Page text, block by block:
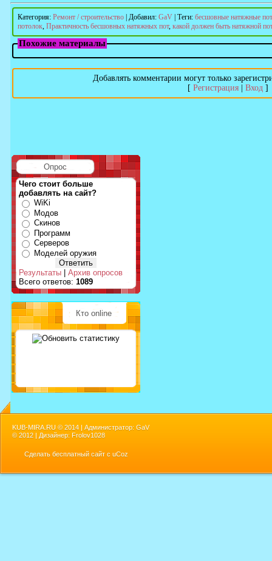
Категория: Ремонт / строительство Добавил: GaV Теги: бесшовные натяжные
потолок, Практичность бесшовных натяжных пот, какой должен быть натяжной
Похожие материалы
Добавлять комментарии могут только
[ Регистрация| Вход]
Опрос
Чего стоит больше
добавлять на сайт?
WiKi
Модов
Скинов
Программ
Серверов
Моделей оружия
Результаты
Архив опросов
Всего ответов: 1089
Кто online
KUB-MIRA.RU © 2014 | Администратор: GaV
© 2012 | Дизайнер: Frolov1028
Сделать бесплатный сайт с uCoz